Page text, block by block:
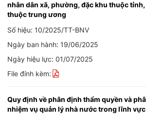
nhân dân xã, phường, đặc khu thuộc
thuộc trung ương
Số hiệu: 10/2025/TT-BNV
Ngày ban hành: 19/06/2025
Ngày hiệu lực: 01/07/2025
File đính kèm:
Quy định về phân định thẩm quyền và
nhiệm vụ quản lý nhà nước trong lĩnh